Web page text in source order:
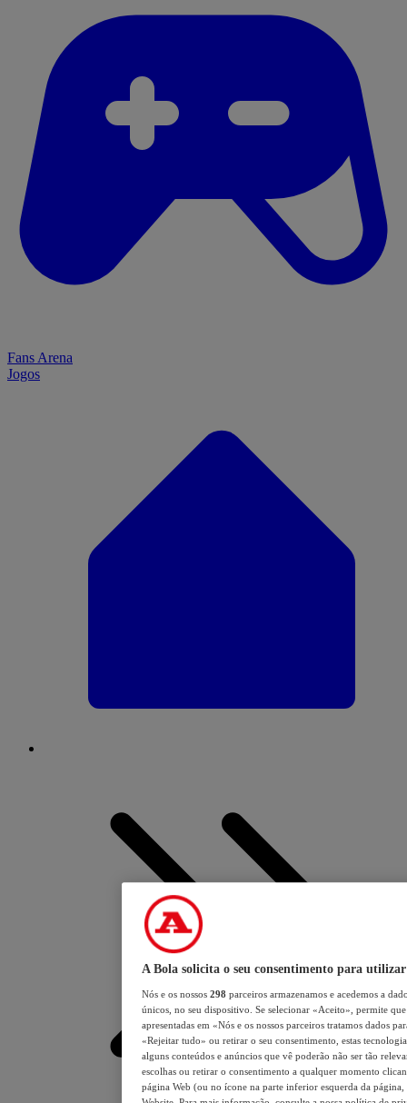
Fans Arena
Jogos
A Bola solicita o seu consentimento para utilizar
Nós e os nossos 298 parceiros armazenamos e acedemos a
únicos, no seu dispositivo. Se selecionar «Aceito», permite
apresentadas em «Nós e os nossos parceiros tratamos dados
«Rejeitar tudo» ou retirar o seu consentimento, estas
alguns conteúdos e anúncios que vê poderão não ser tão
escolhas ou retirar o consentimento a qualquer momento
página Web (ou no ícone na parte inferior esquerda da página,